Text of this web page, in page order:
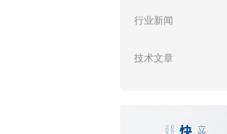
行业新闻
技术文章